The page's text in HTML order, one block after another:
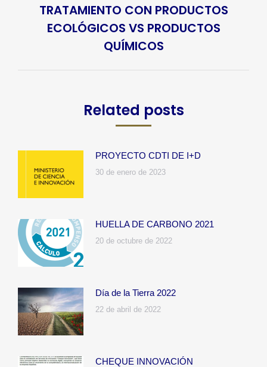
Publicación
siguiente:
TRATAMIENTO CON PRODUCTOS
ECOLÓGICOS VS PRODUCTOS
QUÍMICOS
Related posts
PROYECTO CDTI DE I+D
30 de enero de 2023
HUELLA DE CARBONO 2021
20 de octubre de 2022
Día de la Tierra 2022
22 de abril de 2022
CHEQUE INNOVACIÓN